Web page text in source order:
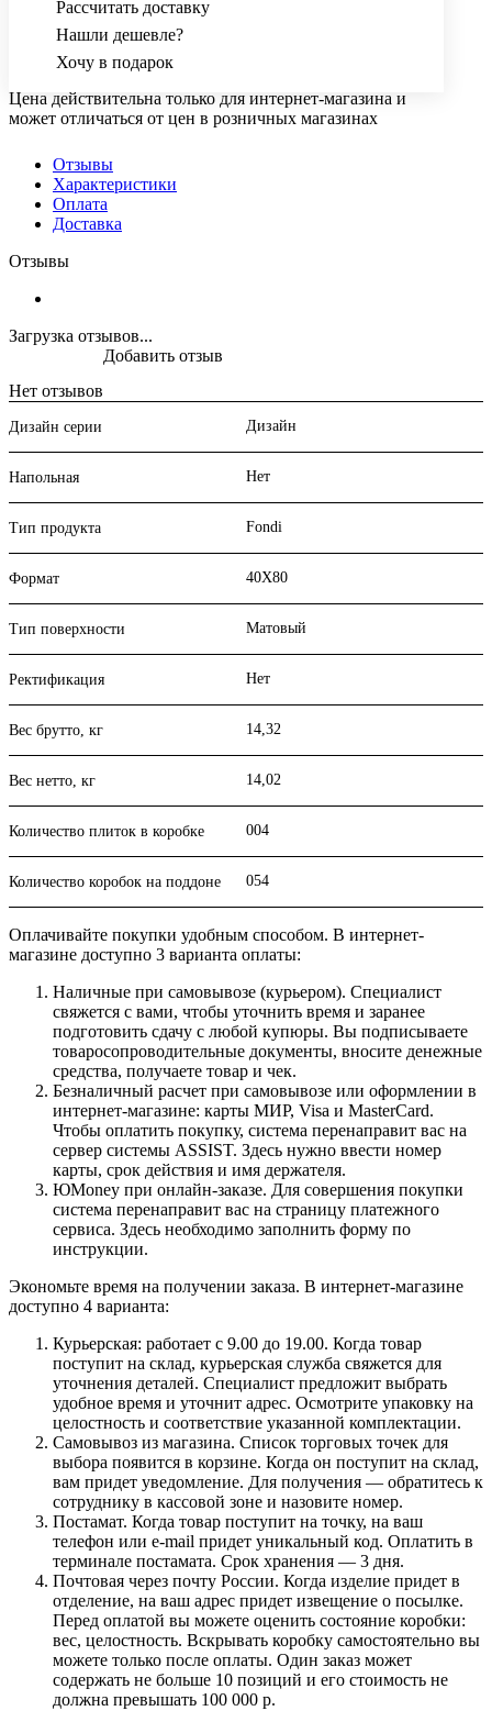
Рассчитать доставку
Нашли дешевле?
Хочу в подарок
Цена действительна только для интернет-магазина и
может отличаться от цен в розничных магазинах
Отзывы
Характеристики
Оплата
Доставка
Отзывы
Загрузка отзывов...
Нет отзывов
Добавить отзыв
Дизайн серии Дизайн
Напольная Нет
Тип продукта Fondi
Формат 40X80
Тип поверхности Матовый
Ректификация Нет
Вес брутто, кг 14,32
Вес нетто, кг 14,02
Количество плиток в коробке 004
Количество коробок на поддоне 054
Оплачивайте покупки удобным способом. В интернет-
магазине доступно 3 варианта оплаты:
Наличные при самовывозе (курьером). Специалист
свяжется с вами, чтобы уточнить время и заранее
подготовить сдачу с любой купюры. Вы подписываете
товаросопроводительные документы, вносите денежные
средства, получаете товар и чек.
Безналичный расчет при самовывозе или оформлении в
интернет-магазине: карты МИР, Visa и MasterCard.
Чтобы оплатить покупку, система перенаправит вас на
сервер системы ASSIST. Здесь нужно ввести номер
карты, срок действия и имя держателя.
ЮMoney при онлайн-заказе. Для совершения покупки
система перенаправит вас на страницу платежного
сервиса. Здесь необходимо заполнить форму по
инструкции.
Экономьте время на получении заказа. В интернет-магазине
доступно 4 варианта:
Курьерская: работает с 9.00 до 19.00. Когда товар
поступит на склад, курьерская служба свяжется для
уточнения деталей. Специалист предложит выбрать
удобное время и уточнит адрес. Осмотрите упаковку на
целостность и соответствие указанной комплектации.
Самовывоз из магазина. Список торговых точек для
выбора появится в корзине. Когда он поступит на склад,
вам придет уведомление. Для получения — обратитесь к
сотруднику в кассовой зоне и назовите номер.
Постамат. Когда товар поступит на точку, на ваш
телефон или e-mail придет уникальный код. Оплатить в
терминале постамата. Срок хранения — 3 дня.
Почтовая через почту России. Когда изделие придет в
отделение, на ваш адрес придет извещение о посылке.
Перед оплатой вы можете оценить состояние коробки:
вес, целостность. Вскрывать коробку самостоятельно вы
можете только после оплаты. Один заказ может
содержать не больше 10 позиций и его стоимость не
должна превышать 100 000 р.